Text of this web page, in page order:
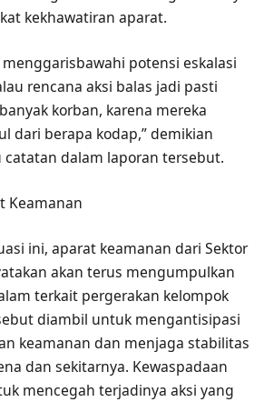
kekhawatiran aparat.
potensi eskalasi
rencana aksi balas jadi pasti
korban, karena mereka
dari berapa kodap,” demikian
catatan dalam laporan tersebut.
Keamanan
ini, aparat keamanan dari Sektor
akan terus mengumpulkan
terkait pergerakan kelompok
diambil untuk mengantisipasi
keamanan dan menjaga stabilitas
dan sekitarnya. Kewaspadaan
mencegah terjadinya aksi yang